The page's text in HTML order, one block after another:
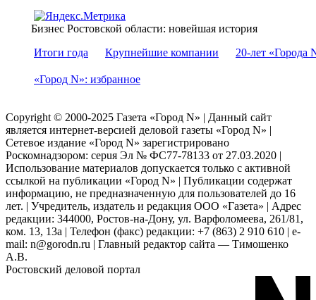
Бизнес Ростовской области: новейшая история
Итоги года
Крупнейшие компании 20-лет «Города
«Город N»: избранное
Copyright © 2000-2025 Газета «Город N» | Данный сайт
является интернет-версией деловой газеты «Город N» |
Сетевое издание «Город N» зарегистрировано
Роскомнадзором: серuя Эл № ФС77-78133 от 27.03.2020 |
Использование материалов допускается только с активной
ссылкой на публикации «Город N» | Публикации содержат
информацию, не предназначенную для пользователей до 16
лет. | Учредитель, издатель и редакция ООО «Газета» | Адрес
редакции: 344000, Ростов-на-Дону, ул. Варфоломеева, 261/81,
ком. 13, 13а | Телефон (факс) редакции: +7 (863) 2 910 610 | e-
mail: n@gorodn.ru | Главный редактор сайта — Тимошенко
А.В.
Ростовский деловой портал